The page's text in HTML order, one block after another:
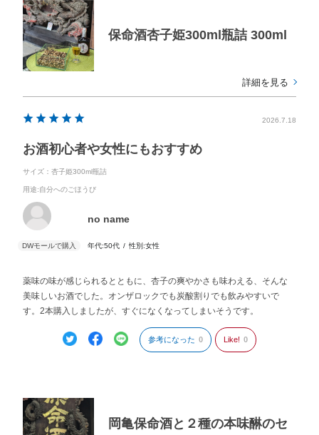
保命酒杏子姫300ml瓶詰 300ml
詳細を見る
2026.7.18
お酒初心者や女性にもおすすめ
サイズ：杏子姫300ml瓶詰
用途:自分へのごほうび
no name
年代:50代 性別:女性
薬味の味が感じられるとともに、杏子の爽やかさも味わえる、そんな
美味しいお酒でした。オンザロックでも炭酸割りでも飲みやすいで
す。2本購入しましたが、すぐになくなってしまいそうです。
参考になった 0 Like! 0
岡亀保命酒と２種の本味醂のセ